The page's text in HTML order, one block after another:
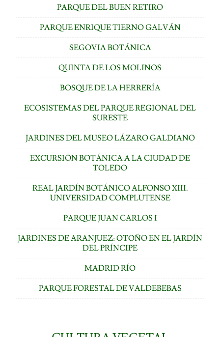
PARQUE DEL BUEN RETIRO
PARQUE ENRIQUE TIERNO GALVÁN
SEGOVIA BOTÁNICA
QUINTA DE LOS MOLINOS
BOSQUE DE LA HERRERÍA
ECOSISTEMAS DEL PARQUE REGIONAL DEL
SURESTE
JARDINES DEL MUSEO LÁZARO GALDIANO
EXCURSIÓN BOTÁNICA A LA CIUDAD DE
TOLEDO
REAL JARDÍN BOTÁNICO ALFONSO XIII.
UNIVERSIDAD COMPLUTENSE
PARQUE JUAN CARLOS I
JARDINES DE ARANJUEZ: OTOÑO EN EL JARDÍN
DEL PRÍNCIPE
MADRID RÍO
PARQUE FORESTAL DE VALDEBEBAS